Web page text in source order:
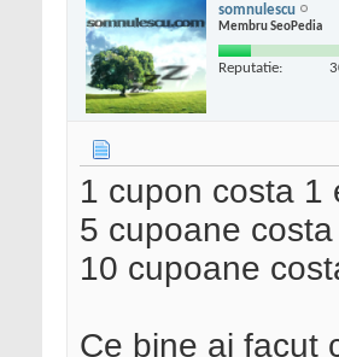
somnulescu
Membru SeoPedia
Reputatie:
1 cupon costa 1
5 cupoane
10 cupoane
Ce bine ai facut